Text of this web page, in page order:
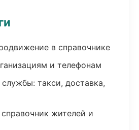
в справочнике
и телефонам
такси, доставка,
жителей и